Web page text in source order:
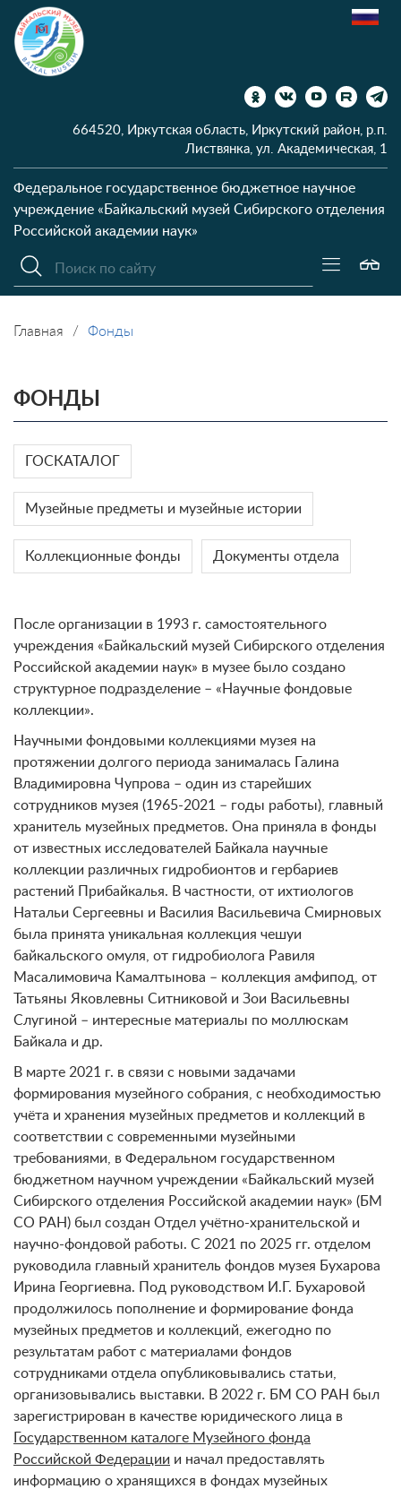
664520, Иркутская область, Иркутский район, р.п.
Листвянка, ул. Академическая, 1
Федеральное государственное бюджетное научное
учреждение «Байкальский музей Сибирского отделения
Российской академии наук»
Главная Фонды
ФОНДЫ
ГОСКАТАЛОГ
Музейные предметы и музейные истории
Коллекционные фонды Документы отдела
После организации в 1993 г. самостоятельного
учреждения «Байкальский музей Сибирского отделения
Российской академии наук» в музее было создано
структурное подразделение – «Научные фондовые
коллекции».
Научными фондовыми коллекциями музея на
протяжении долгого периода занималась Галина
Владимировна Чупрова – один из старейших
сотрудников музея (1965-2021 – годы работы), главный
хранитель музейных предметов. Она приняла в фонды
от известных исследователей Байкала научные
коллекции различных гидробионтов и гербариев
растений Прибайкалья. В частности, от ихтиологов
Натальи Сергеевны и Василия Васильевича Смирновых
была принята уникальная коллекция чешуи
байкальского омуля, от гидробиолога Равиля
Масалимовича Камалтынова – коллекция амфипод, от
Татьяны Яковлевны Ситниковой и Зои Васильевны
Слугиной – интересные материалы по моллюскам
Байкала и др.
В марте 2021 г. в связи с новыми задачами
формирования музейного собрания, с необходимостью
учёта и хранения музейных предметов и коллекций в
соответствии с современными музейными
требованиями, в Федеральном государственном
бюджетном научном учреждении «Байкальский музей
Сибирского отделения Российской академии наук» (БМ
СО РАН) был создан Отдел учётно-хранительской и
научно-фондовой работы. С 2021 по 2025 гг. отделом
руководила главный хранитель фондов музея Бухарова
Ирина Георгиевна. Под руководством И.Г. Бухаровой
продолжилось пополнение и формирование фонда
музейных предметов и коллекций, ежегодно по
результатам работ с материалами фондов
сотрудниками отдела опубликовывались статьи,
организовывались выставки. В 2022 г. БМ СО РАН был
зарегистрирован в качестве юридического лица в
Государственном каталоге Музейного фонда
Российской Федерации и начал предоставлять
информацию о хранящихся в фондах музейных